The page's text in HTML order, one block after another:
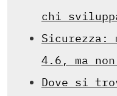
chi
Sicurezza:
4.6, ma
Dove si